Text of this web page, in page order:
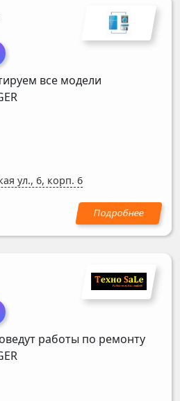
все модели
ул., 6, корп. 6
работы по ремонту